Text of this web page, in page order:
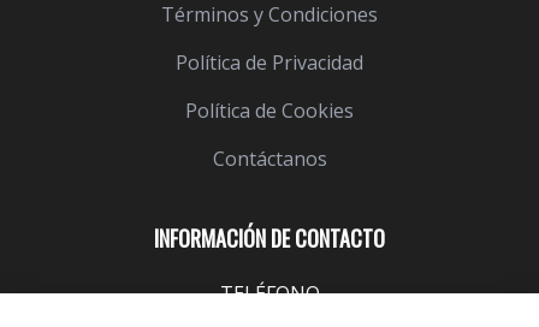
INFORMACIÓN DE CONTACTO
TELÉFONO
Términos y Condiciones
Política de Privacidad
Política de Cookies
Contáctanos